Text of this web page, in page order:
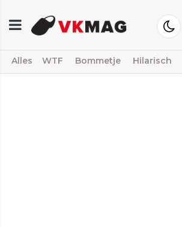
Alles WTF Bommetje Hilarisch